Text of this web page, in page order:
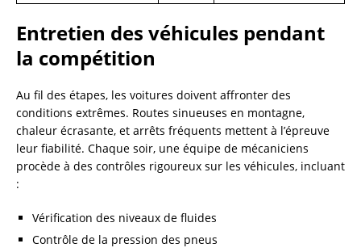
Entretien des véhicules pendant
la compétition
Au fil des étapes, les voitures doivent affronter des
conditions extrêmes. Routes sinueuses en montagne,
chaleur écrasante, et arrêts fréquents mettent à l’épreuve
leur fiabilité. Chaque soir, une équipe de mécaniciens
procède à des contrôles rigoureux sur les véhicules, incluant
:
Vérification des niveaux de fluides
Contrôle de la pression des pneus